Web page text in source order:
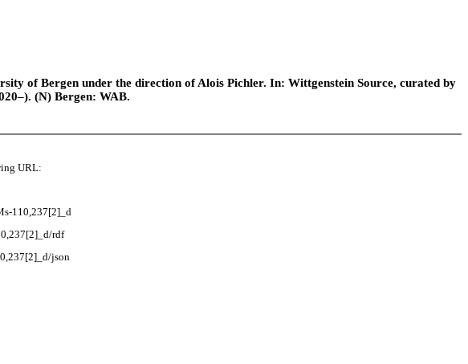
of Bergen under the direction of Alois Pichler. In: Wittgenstein Source, curated by
(N) Bergen: WAB.
URL:
110,237[2]_d
rdf
json